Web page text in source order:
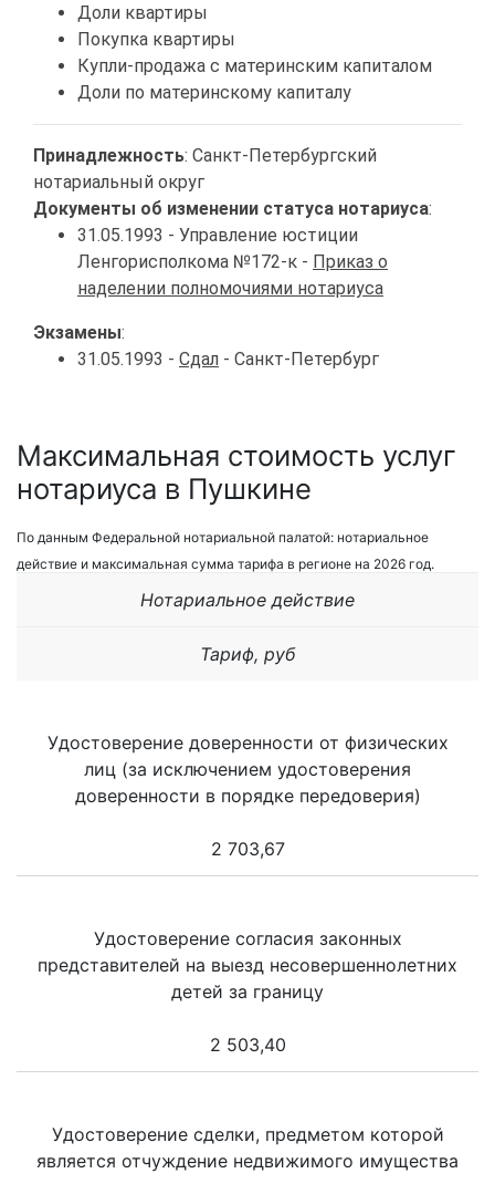
Доли квартиры
Покупка квартиры
Купли-продажа с материнским капиталом
Доли по материнскому капиталу
Принадлежность: Санкт-Петербургский
нотариальный округ
Документы об изменении статуса нотариуса:
31.05.1993 - Управление юстиции
Ленгорисполкома №172-к - Приказ о
наделении полномочиями нотариуса
Экзамены:
31.05.1993 - Сдал - Санкт-Петербург
Максимальная стоимость услуг
нотариуса в Пушкине
По данным Федеральной нотариальной палатой: нотариальное
действие и максимальная сумма тарифа в регионе на 2026 год.
Нотариальное действие
Тариф, руб
Удостоверение доверенности от физических
лиц (за исключением удостоверения
доверенности в порядке передоверия)
2 703,67
Удостоверение согласия законных
представителей на выезд несовершеннолетних
детей за границу
2 503,40
Удостоверение сделки, предметом которой
является отчуждение недвижимого имущества